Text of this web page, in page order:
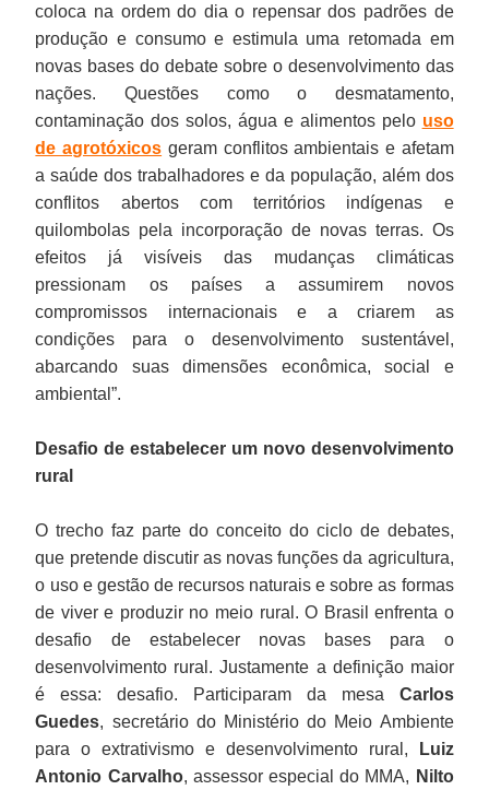
coloca na ordem do dia o repensar dos padrões de
produção e consumo e estimula uma retomada em
novas bases do debate sobre o desenvolvimento das
nações. Questões como o desmatamento,
contaminação dos solos, água e alimentos pelo uso
de agrotóxicos geram conflitos ambientais e afetam
a saúde dos trabalhadores e da população, além dos
conflitos abertos com territórios indígenas e
quilombolas pela incorporação de novas terras. Os
efeitos já visíveis das mudanças climáticas
pressionam os países a assumirem novos
compromissos internacionais e a criarem as
condições para o desenvolvimento sustentável,
abarcando suas dimensões econômica, social e
ambiental”.
Desafio de estabelecer um novo desenvolvimento
rural
O trecho faz parte do conceito do ciclo de debates,
que pretende discutir as novas funções da agricultura,
o uso e gestão de recursos naturais e sobre as formas
de viver e produzir no meio rural. O Brasil enfrenta o
desafio de estabelecer novas bases para o
desenvolvimento rural. Justamente a definição maior
é essa: desafio. Participaram da mesa Carlos
Guedes, secretário do Ministério do Meio Ambiente
para o extrativismo e desenvolvimento rural,
Luiz
Antonio Carvalho, assessor especial do MMA, Nilto